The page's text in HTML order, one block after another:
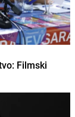
Filmski